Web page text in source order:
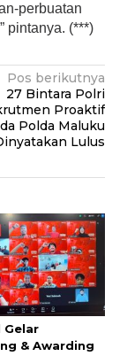
perbuatan
pintanya. (***)
Pos berikutnya
27 Bintara Polri
Proaktif
Polda Maluku
Lulus
Gelar
& Awarding